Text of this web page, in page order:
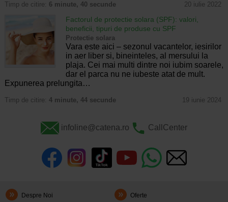
Timp de citire: 6 minute, 40 secunde 20 iulie 2022
Factorul de protectie solara (SPF): valori,
beneficii, tipuri de produse cu SPF
Protectie solara
Vara este aici – sezonul vacantelor, iesirilor
in aer liber si, bineinteles, al mersului la
plaja. Cei mai multi dintre noi iubim soarele,
dar el parca nu ne iubeste atat de mult.
Expunerea prelungita…
Timp de citire: 4 minute, 44 secunde 19 iunie 2024
infoline@catena.ro CallCenter
Despre Noi Oferte